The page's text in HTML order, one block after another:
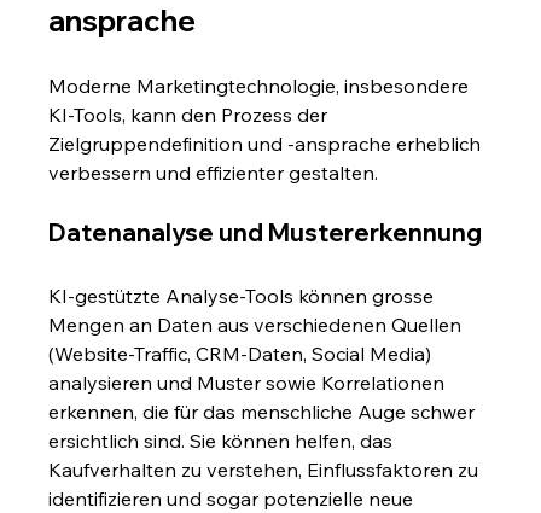
ansprache
Moderne Marketingtechnologie, insbesondere
KI-Tools, kann den Prozess der
Zielgruppendefinition und -ansprache erheblich
verbessern und effizienter gestalten.
Datenanalyse und Mustererkennung
KI-gestützte Analyse-Tools können grosse
Mengen an Daten aus verschiedenen Quellen
(Website-Traffic, CRM-Daten, Social Media)
analysieren und Muster sowie Korrelationen
erkennen, die für das menschliche Auge schwer
ersichtlich sind. Sie können helfen, das
Kaufverhalten zu verstehen, Einflussfaktoren zu
identifizieren und sogar potenzielle neue